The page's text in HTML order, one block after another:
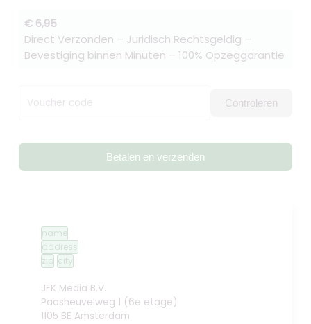
€ 6,95
Direct Verzonden – Juridisch Rechtsgeldig –
Bevestiging binnen Minuten – 100% Opzeggarantie
Voucher code Controleren
Betalen en verzenden
name
address
zip city
JFK Media B.V.
Paasheuvelweg 1 (6e etage)
1105 BE Amsterdam